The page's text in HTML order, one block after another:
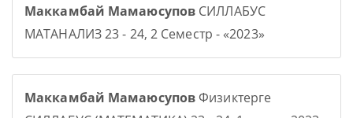
Маккамбай Мамаюсупов СИЛЛАБУС
МАТАНАЛИЗ 23 - 24, 2 Семестр - «2023»
Маккамбай МамаюсуповФизиктерге